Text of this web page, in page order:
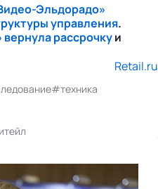
Эльдорадо»
управления.
рассрочкуи
Retail.ru
#техника